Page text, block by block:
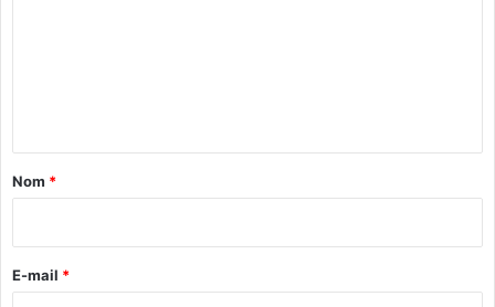
u
m
a
n
e
s
a
e
Nom *
E-mail *